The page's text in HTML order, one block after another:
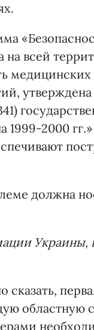
на всей
утверждена
2000
должна
областную